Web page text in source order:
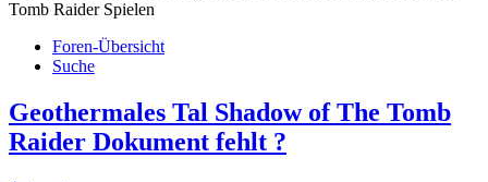
Tomb Raider Spielen
Foren-Übersicht
Suche
Geothermales Tal Shadow of The Tomb
Raider Dokument fehlt ?